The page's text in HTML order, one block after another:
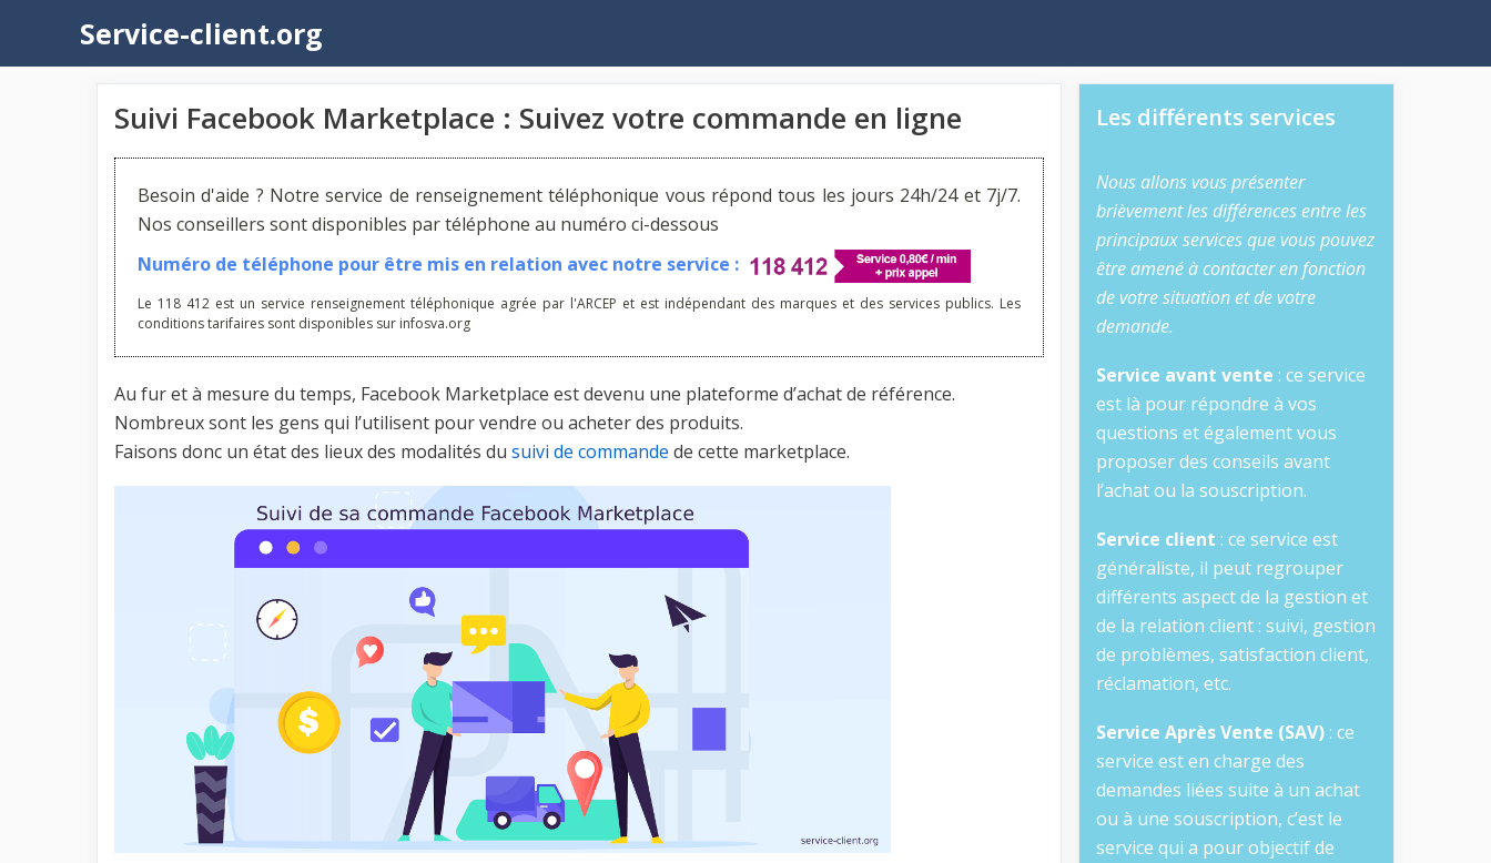
contenu
Service-client.org
Suivi Facebook Marketplace : Suivez votre commande en ligne
Besoin d'aide ? Notre service de renseignement téléphonique vous répond tous les jours 24h/24 et 7j/7.
Nos conseillers sont disponibles par téléphone au numéro ci-dessous
Numéro de téléphone pour être mis en relation avec notre service :
Le 118 412 est un service renseignement téléphonique agrée par l'ARCEP et est indépendant des marques et des services publics. Les
conditions tarifaires sont disponibles sur infosva.org
Au fur et à mesure du temps, Facebook Marketplace est devenu une plateforme d’achat de référence.
Nombreux sont les gens qui l’utilisent pour vendre ou acheter des produits.
Faisons donc un état des lieux des modalités du suivi de commande de cette marketplace.
Les différents services
Nous allons vous présenter
brièvement les différences entre les
principaux services que vous pouvez
être amené à contacter en fonction
de votre situation et de votre
demande.
Service avant vente : ce service
est là pour répondre à vos
questions et également vous
proposer des conseils avant
l’achat ou la souscription.
Service client : ce service est
généraliste, il peut regrouper
différents aspect de la gestion et
de la relation client : suivi, gestion
de problèmes, satisfaction client,
réclamation, etc.
Service Après Vente (SAV) : ce
service est en charge des
demandes liées suite à un achat
ou à une souscription, c’est le
service qui a pour objectif de